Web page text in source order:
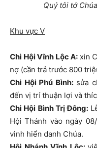
Quý tôi tớ
Khu vực V
Chi Hội Vĩnh Lộc A: xin
nợ (cần trả trước 800
Chi Hội Phú Bình:sửa
đến vị trí thuận lợi và
Chi Hội Bình Trị Đông:
Hội Thánh vào ngày
vinh hiển danh Chúa.